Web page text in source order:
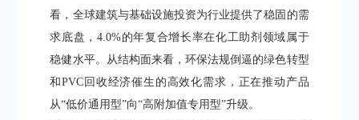
看，全球建筑与基础设施投资为行业提供了稳固的需
求底盘，4.0%的年复合增长率在化工助剂领域属于
稳健水平。从结构面来看，环保法规倒逼的绿色转型
和PVC回收经济催生的高效化需求，正在推动产品
从“低价通用型”向“高附加值专用型”升级。